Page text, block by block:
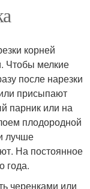
корней
Чтобы мелкие
после нарезки
присыпают
парник или на
плодородной
лучше
На постоянное
года.
черенками или